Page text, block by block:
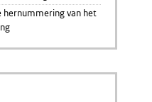
hernummering van het